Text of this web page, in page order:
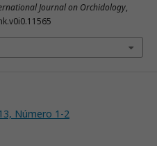
Journal on Orchidology,
Número 1-2